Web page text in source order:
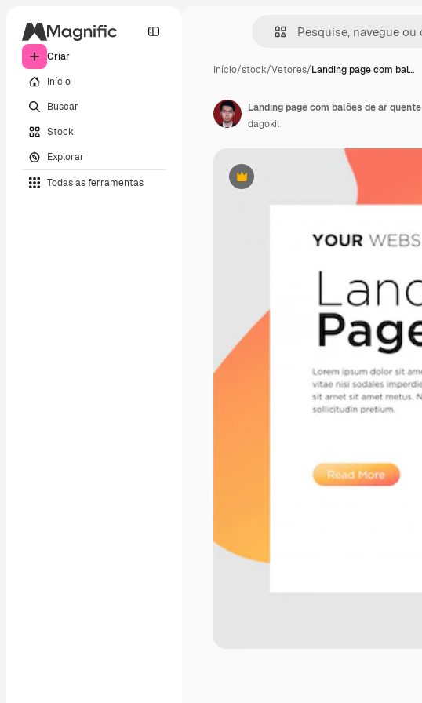
Criar
Início
Buscar
Stock
Explorar
Todas as ferramentas
Início/stock/Vetores/Landing page com bal…
Premium
Landing page com balões de ar quente
dagokil